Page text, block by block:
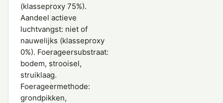
(klasseproxy 75%).
Aandeel actieve
luchtvangst: niet of
nauwelijks (klasseproxy
0%). Foerageersubstraat:
bodem, strooisel,
struiklaag.
Foerageermethode:
grondpikken,